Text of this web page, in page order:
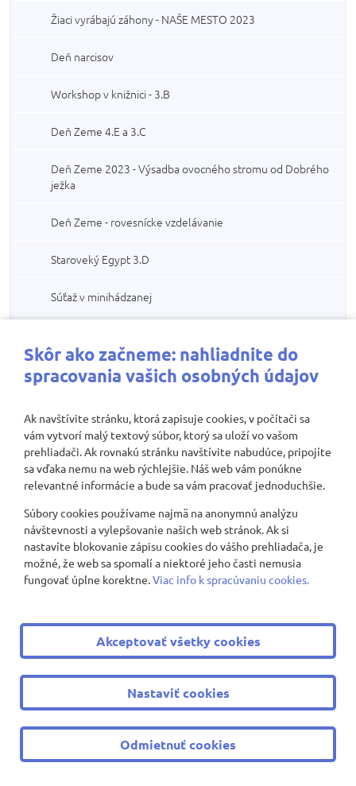
Žiaci vyrábajú záhony - NAŠE MESTO 2023
Deň narcisov
Workshop v knižnici - 3.B
Deň Zeme 4.E a 3.C
Deň Zeme 2023 - Výsadba ovocného stromu od Dobrého
ježka
Deň Zeme - rovesnícke vzdelávanie
Staroveký Egypt 3.D
Súťaž v minihádzanej
Naša motýlia farma
Sadenie stévie a paradajok
Vešanie mája
Výlet 2.C a 2.B - Stupava - Biofarma
Projekt Slovania
Jazykovo-plavecký tábor 6. ročník
Výroba domácich pomazánok 4.D
Literárno - dramatické lekcie - 269 dní dažďa 4.D
Skôr ako začneme: nahliadnite do
spracovania vašich osobných údajov
Ak navštívite stránku, ktorá zapisuje cookies, v počítači sa
vám vytvorí malý textový súbor, ktorý sa uloží vo vašom
prehliadači. Ak rovnakú stránku navštívite nabudúce, pripojíte
sa vďaka nemu na web rýchlejšie. Náš web vám ponúkne
relevantné informácie a bude sa vám pracovať jednoduchšie.
Súbory cookies používame najmä na anonymnú analýzu
návštevnosti a vylepšovanie našich web stránok. Ak si
nastavíte blokovanie zápisu cookies do vášho prehliadača, je
možné, že web sa spomalí a niektoré jeho časti nemusia
fungovať úplne korektne.Viac info k spracúvaniu cookies.
Akceptovať všetky cookies
Nastaviť cookies
Odmietnuť cookies